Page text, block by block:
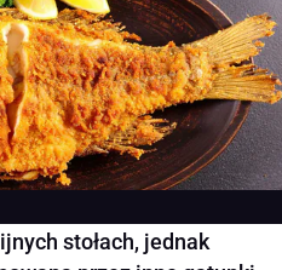
stołach, jednak